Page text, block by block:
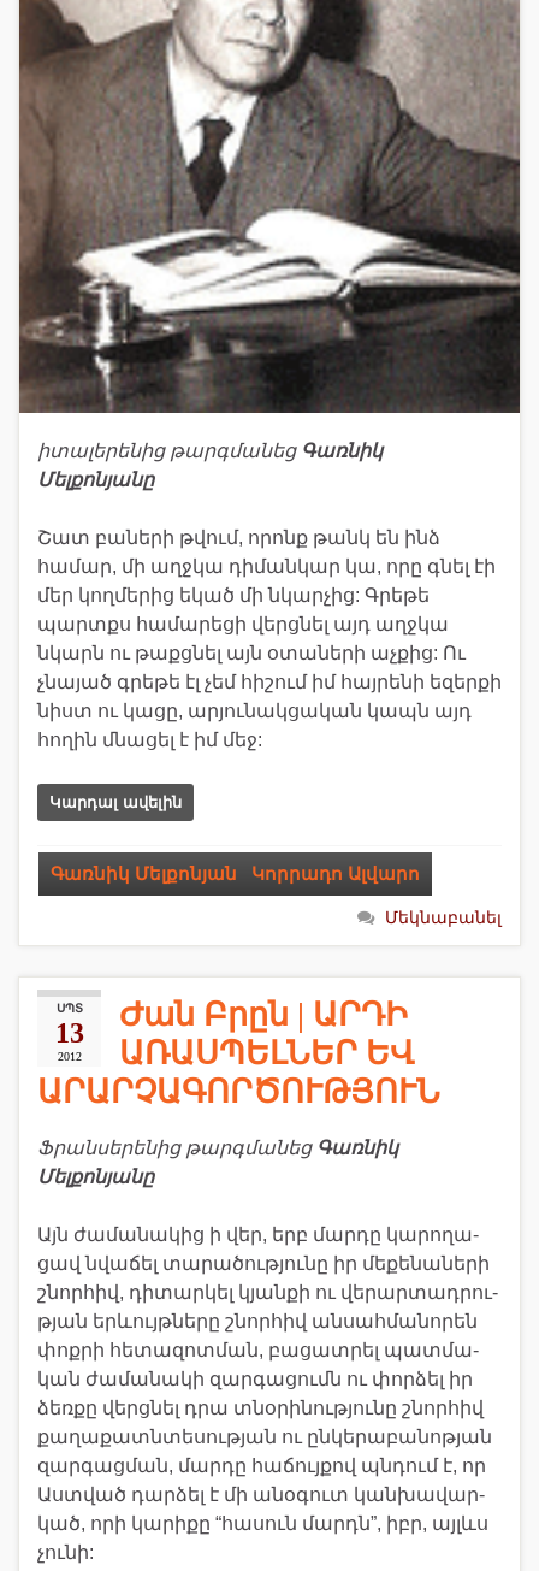
իտալերենից թարգմանեց Գառնիկ
Մելքոնյանը
Շատ բաների թվում, որոնք թանկ են ինձ
համար, մի աղջկա դիմանկար կա, որը գնել էի
մեր կողմերից եկած մի նկարչից: Գրեթե
պարտքս համարեցի վերցնել այդ աղջկա
նկարն ու թաքցնել այն օտաների աչքից: Ու
չնայած գրեթե էլ չեմ հիշում իմ հայրենի եզերքի
նիստ ու կացը, արյունակցական կապն այդ
հողին մնացել է իմ մեջ:
Կարդալ ավելին
Գառնիկ Մելքոնյան Կորրադո Ալվարո
Մեկնաբանել
ՍՊՏ
13
2012
Ժան Բրըն | ԱՐԴԻ
ԱՌԱՍՊԵԼՆԵՐ ԵՎ
ԱՐԱՐՉԱԳՈՐԾՈՒԹՅՈՒՆ
Ֆրանսերենից թարգմանեց Գառնիկ
Մելքոնյանը
Այն ժա­մա­նա­կից ի վեր, երբ մար­դը կա­րո­ղա­
ցավ նվա­ճել տա­րա­ծու­թյու­նը իր մե­քե­նա­նե­րի
շնոր­հիվ, դի­տար­կել կյան­քի ու վե­րար­տադ­րու­
թյան երևույթ­նե­րը շնոր­հիվ ան­սահ­մա­նո­րեն
փոք­րի հե­տա­զոտ­ման, բա­ցատ­րել պատ­մա­
կան ժա­մա­նա­կի զար­գա­ցումն ու փոր­ձել իր
ձեռ­քը վերց­նել դրա տնօ­րի­նու­թյու­նը շնոր­հիվ
քա­ղա­քատն­տե­սու­թյան ու ըն­կե­րա­բա­նո­թյան
զար­գաց­ման, մար­դը հա­ճույ­քով պն­դում է, որ
Աստ­ված դար­ձել է մի անօ­գուտ կան­խա­վար­
կած, որի կա­րիքը “հա­սուն մարդն”, իբր, այլևս
չու­նի: